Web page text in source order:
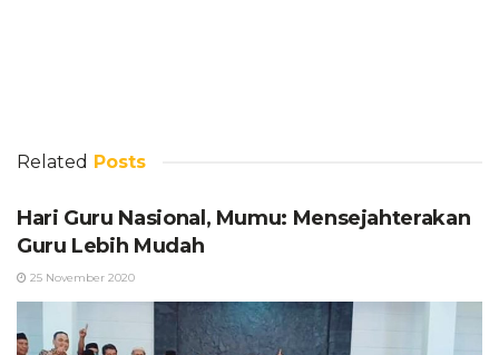
Related Posts
Hari Guru Nasional, Mumu: Mensejahterakan
Guru Lebih Mudah
25 November 2020